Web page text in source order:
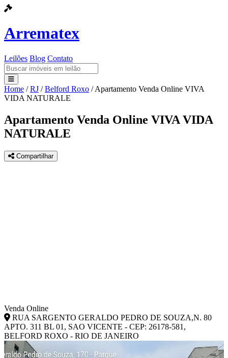
Arrematex
Leilões Blog Contato
Leilões
Blog
Contato
Home / RJ / Belford Roxo / Apartamento Venda Online VIVA
VIDA NATURALE
Apartamento Venda Online VIVA VIDA
NATURALE
Compartilhar
Venda Online
RUA SARGENTO GERALDO PEDRO DE SOUZA,N. 80
APTO. 311 BL 01, SAO VICENTE - CEP: 26178-581,
BELFORD ROXO - RIO DE JANEIRO